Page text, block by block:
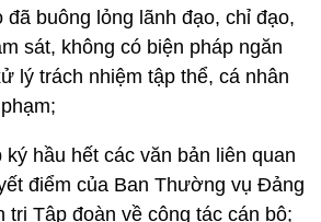
đã buông lỏng lãnh đạo, chỉ đạo,
sát, không có biện pháp ngăn
lý trách nhiệm tập thể, cá nhân
hầu hết các văn bản liên quan
điểm của Ban Thường vụ Đảng
trị Tập đoàn về công tác cán bộ;